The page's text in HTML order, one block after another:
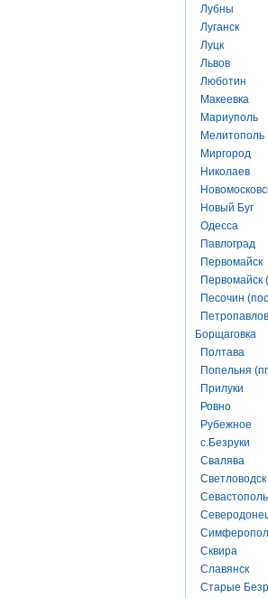
Лубны
Луганск
Луцк
Львов
Люботин
Макеевка
Мариуполь
Мелитополь
Миргород
Николаев
Новый Буг
Одесса
Павлоград
Первомайск
Первомайск
Песочин
Борщаговка
Полтава
Попельня
Прилуки
Ровно
Рубежное
с.Безруки
Свалява
Светловодск
Севастополь
Сквира
Славянск
Старые